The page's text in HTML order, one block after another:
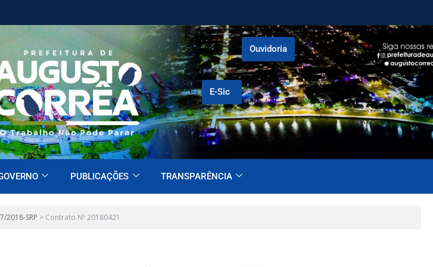
E-Sic
Ouvidoria
PUBLICAÇÕES TRANSPARÊNCIA
2018-SRP > Contrato Nº 20180421